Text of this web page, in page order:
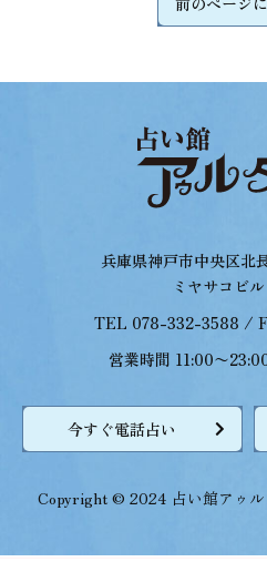
兵庫県神戸市中央区北
ミヤサコビ
TEL 078-332-3588 /
営業時間 11:00〜
今すぐ電話占い
Copyright © 2024 占い館アゥ